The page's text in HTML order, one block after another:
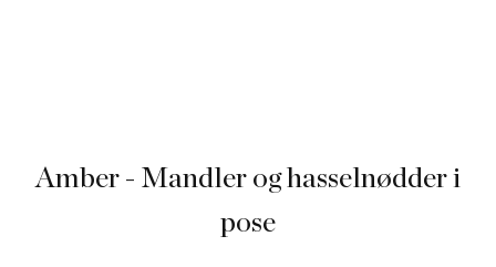
Amber - Mandler og hasselnødder i
pose